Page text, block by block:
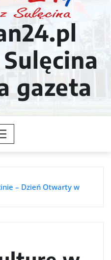
gazeta
– Dzień Otwarty w